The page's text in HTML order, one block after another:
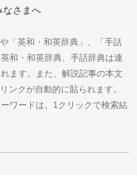
なさまへ
「英和・和英辞典」、「手話
和・和英辞典、手話辞典は連
ます。また、解説記事の本文
ンクが自動的に貼られます。
ワードは、1クリックで検索結